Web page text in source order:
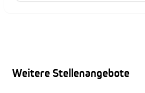
Weitere Stellenangebote